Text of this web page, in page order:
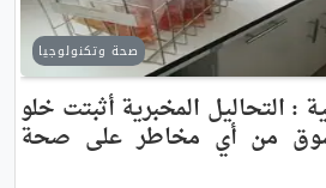
صحة وتكنولوجيا
: التحاليل المخبرية أثبتت خلو
من أي مخاطر على صحة